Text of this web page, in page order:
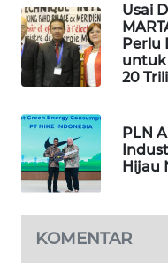
Usai
Perlu
untuk
20
PLN
Hijau
KOMENTAR